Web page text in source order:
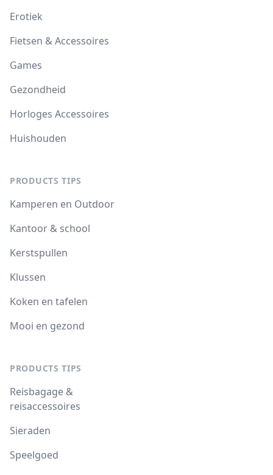
Erotiek
Fietsen & Accessoires
Games
Gezondheid
Horloges Accessoires
Huishouden
PRODUCTS TIPS
Kamperen en Outdoor
Kantoor & school
Kerstspullen
Klussen
Koken en tafelen
Mooi en gezond
PRODUCTS TIPS
Reisbagage &
reisaccessoires
Sieraden
Speelgoed